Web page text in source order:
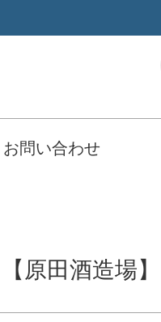
お問い合わせ
原田酒造場】